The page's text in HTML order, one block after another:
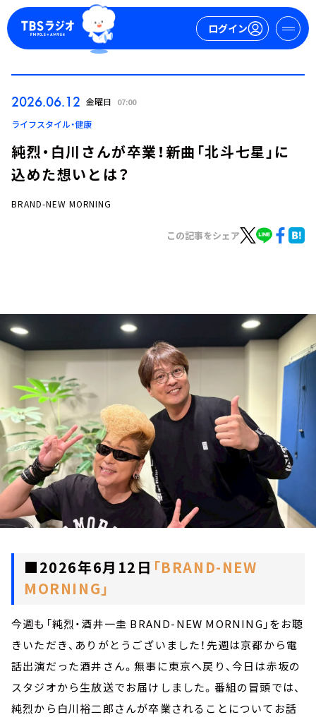
ログイン
ログイン
イベント・グッズ
YouTube
会社情報
2026.06.12 金曜日 07:00
ライフスタイル・健康
純烈・白川さんが卒業！新曲「北斗七星」に
込めた想いとは？
BRAND-NEW MORNING
この記事をシェア
■2026年6月12日 「BRAND-NEW
MORNING」
今週も「純烈・酒井一圭 BRAND-NEW MORNING」をお聴
きいただき、ありがとうございました！先週は京都から電
話出演だった酒井さん。無事に東京へ戻り、今日は赤坂の
スタジオから生放送でお届けしました。番組の冒頭では、
純烈から白川裕二郎さんが卒業されることについてお話